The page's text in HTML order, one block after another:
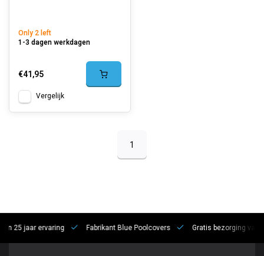
Only 2 left
1-3 dagen werkdagen
€41,95
Vergelijk
1
jaar ervaring Fabrikant Blue Poolcovers Gratis bezorging vanaf